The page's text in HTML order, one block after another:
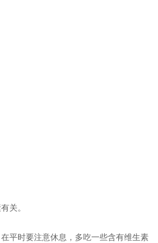
关。
平时要注意休息，多吃一些含有维生素